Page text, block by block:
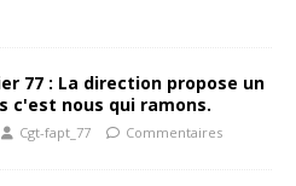
77 : La direction propose un
c'est nous qui ramons.
Cgt-fapt_77
Commentaires